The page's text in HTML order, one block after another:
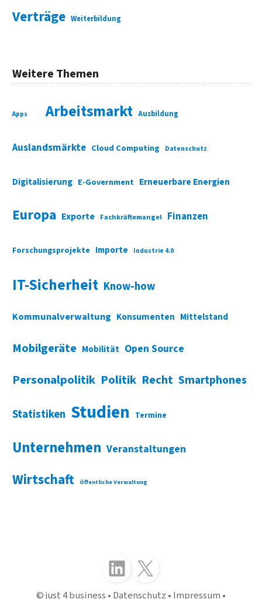
Verträge Weiterbildung
Weitere Themen
Apps Arbeitsmarkt Ausbildung
Auslandsmärkte Cloud Computing Datenschutz
Digitalisierung E-Government Erneuerbare Energien
Europa Exporte Fachkräftemangel Finanzen
Forschungsprojekte Importe Industrie 4.0
IT-Sicherheit Know-how
Kommunalverwaltung Konsumenten Mittelstand
Mobilgeräte Mobilität Open Source
Personalpolitik Politik Recht Smartphones
Statistiken Studien Termine
Unternehmen Veranstaltungen
Wirtschaft Öffentliche Verwaltung
Folgen Sie uns auf LinkedInFolgen Sie uns auf X (Twitter)
just 4 business Datenschutz Impressum